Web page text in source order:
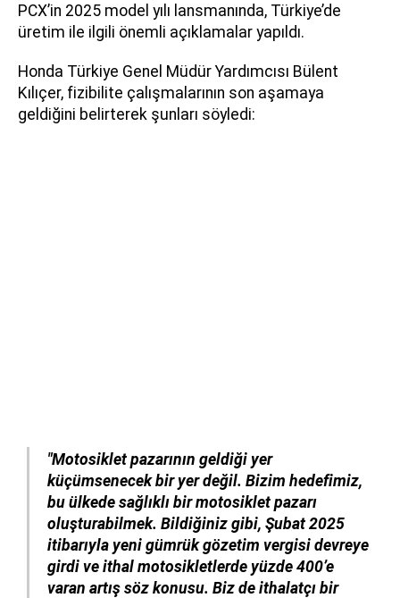
PCX’in 2025 model yılı lansmanında, Türkiye’de
üretim ile ilgili önemli açıklamalar yapıldı.
Honda Türkiye Genel Müdür Yardımcısı Bülent
Kılıçer, fizibilite çalışmalarının son aşamaya
geldiğini belirterek şunları söyledi:
"Motosiklet pazarının geldiği yer
küçümsenecek bir yer değil. Bizim hedefimiz,
bu ülkede sağlıklı bir motosiklet pazarı
oluşturabilmek. Bildiğiniz gibi, Şubat 2025
itibarıyla yeni gümrük gözetim vergisi devreye
girdi ve ithal motosikletlerde yüzde 400’e
varan artış söz konusu. Biz de ithalatçı bir